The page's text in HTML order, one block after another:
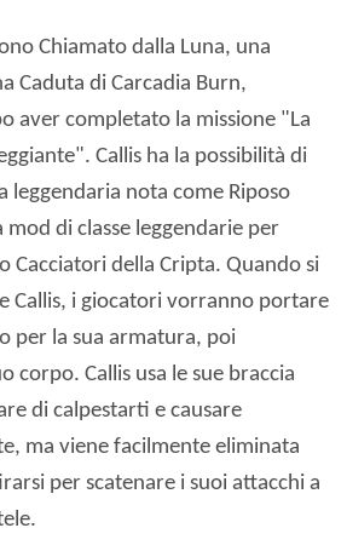
Chiamato dalla Luna, una
Caduta di Carcadia Burn,
aver completato la missione "La
Callis ha la possibilità di
leggendaria nota come Riposo
mod di classe leggendarie per
Cacciatori della Cripta. Quando si
Callis, i giocatori vorranno portare
per la sua armatura, poi
corpo. Callis usa le sue braccia
di calpestarti e causare
ma viene facilmente eliminata
per scatenare i suoi attacchi a